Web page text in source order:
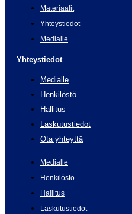
Materiaalit
Yhteystiedot
Medialle
Yhteystiedot
Medialle
Henkilöstö
Hallitus
Laskutustiedot
Ota yhteyttä
Medialle
Henkilöstö
Hallitus
Laskutustiedot